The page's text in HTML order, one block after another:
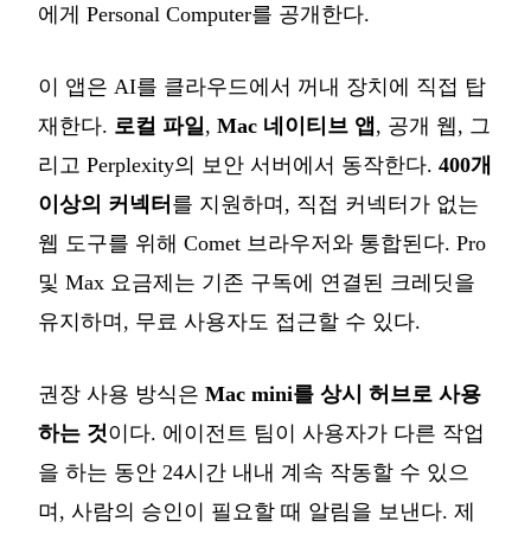
에게 Personal Computer를 공개한다.
이 앱은 AI를 클라우드에서 꺼내 장치에 직접 탑
재한다. 로컬 파일 , Mac 네이티브 앱 , 공개 웹, 그
리고 Perplexity의 보안 서버에서 동작한다. 400개
이상의 커넥터 를 지원하며, 직접 커넥터가 없는
웹 도구를 위해 Comet 브라우저와 통합된다. Pro
및 Max 요금제는 기존 구독에 연결된 크레딧을
유지하며, 무료 사용자도 접근할 수 있다.
권장 사용 방식은 Mac mini를 상시 허브로 사용
하는 것이다. 에이전트 팀이 사용자가 다른 작업
을 하는 동안 24시간 내내 계속 작동할 수 있으
며, 사람의 승인이 필요할 때 알림을 보낸다. 제